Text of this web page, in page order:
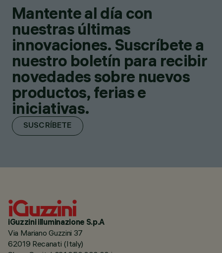
Mantente al día con
nuestras últimas
innovaciones. Suscríbete a
nuestro boletín para recibir
novedades sobre nuevos
productos, ferias e
iniciativas.
SUSCRÍBETE
iGuzzini illuminazione S.p.A
Via Mariano Guzzini 37
62019 Recanati (Italy)